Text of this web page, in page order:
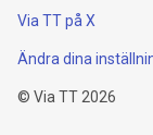
Via TT på X
Ändra dina
© Via TT 2026